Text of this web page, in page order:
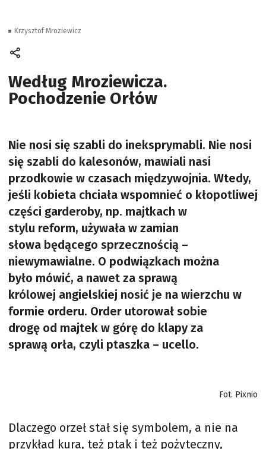
Według Mroziewicza.
Pochodzenie Orłów
Nie nosi się szabli do ineksprymabli. Nie nosi
się szabli do kalesonów, mawiali nasi
przodkowie w czasach międzywojnia. Wtedy,
jeśli kobieta chciała wspomnieć o kłopotliwej
części garderoby, np. majtkach w
stylu reform, używała w zamian
słowa będącego sprzecznością –
niewymawialne. O podwiązkach można
było mówić, a nawet za sprawą
królowej angielskiej nosić je na wierzchu w
formie orderu. Order utorował sobie
drogę od majtek w górę do klapy za
sprawą orła, czyli ptaszka – ucello.
Fot. Pixnio
Dlaczego orzeł stał się symbolem, a nie na
przykład kura, też ptak i też pożyteczny,
Krzysztof Mroziewicz